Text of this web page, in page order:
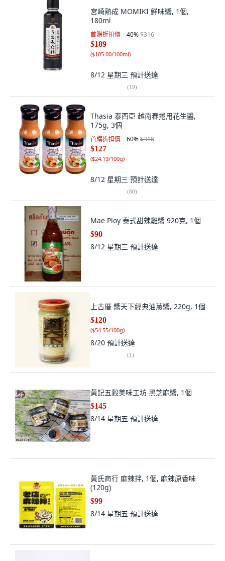
宮崎熟成 MOMIKI 鮮味醬, 1個,
180ml
首購折扣價 40%$316
$189
($105.00/100ml)
8/12 星期三 預計送達
(19)
Thasia 泰西亞 越南春捲用花生醬,
175g, 3個
首購折扣價 60%$318
$127
($24.19/100g)
8/12 星期三 預計送達
(80)
Mae Ploy 泰式甜辣雞醬 920克, 1個
$90
8/12 星期三 預計送達
上古厝 醬天下經典油蔥醬, 220g, 1個
$120
($54.55/100g)
8/20 預計送達
(1)
黃記五穀美味工坊 黑芝麻醬, 1個
$145
8/14 星期五 預計送達
黃氏商行 麻辣拌, 1個, 麻辣原香味
(120g)
$99
8/14 星期五 預計送達